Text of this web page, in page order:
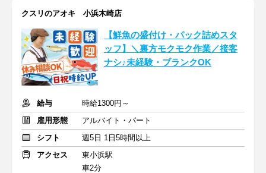
クスリのアオキ 小浜木崎店
【鮮魚の盛付け・パック詰めスタ
ッフ】＼裏方モクモク作業／接客
ナシ♪未経験・ブランクOK
給与
時給1300円～
雇用形態
アルバイト・パート
シフト
週5日 1日5時間以上
アクセス
東小浜駅
車2分